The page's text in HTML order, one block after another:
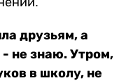
друзьям, а
не знаю. Утром,
в школу, не